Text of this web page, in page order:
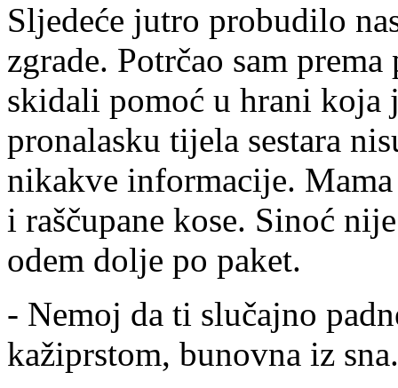
Sljedeće jutro probudilo
zgrade. Potrčao sam
skidali pomoć u hrani koja
pronalasku tijela sestara
nikakve informacije.
i raščupane kose. Sinoć
odem dolje po paket.
- Nemoj da ti slučajno
kažiprstom, bunovna iz sna.